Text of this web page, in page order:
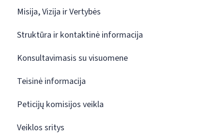
Misija, Vizija ir Vertybės
Struktūra ir kontaktinė informacija
Konsultavimasis su visuomene
Teisinė informacija
Peticijų komisijos veikla
Veiklos sritys